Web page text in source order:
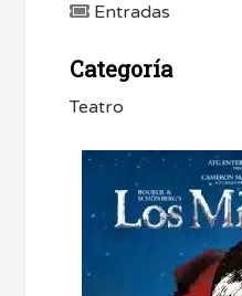
Entradas
Categoría
Teatro